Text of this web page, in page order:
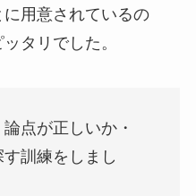
用意されているの
タリでした。
点が正しいか・
訓練をしまし